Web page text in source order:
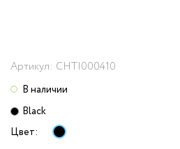
Артикул: CHTI000410
В наличии
Black
Цвет: